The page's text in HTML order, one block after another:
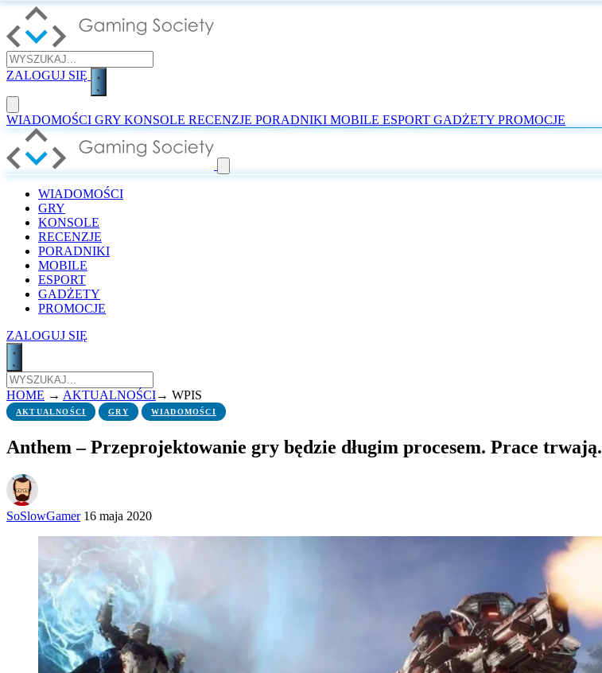
ZALOGUJ SIĘ
WIADOMOŚCI GRY KONSOLE RECENZJE PORADNIKI MOBILE ESPORT GADŻETY PROMOCJE
WIADOMOŚCI
GRY
KONSOLE
RECENZJE
PORADNIKI
MOBILE
ESPORT
GADŻETY
PROMOCJE
ZALOGUJ SIĘ
HOME → AKTUALNOŚCI→ WPIS
AKTUALNOŚCI GRY WIADOMOŚCI
Anthem – Przeprojektowanie gry będzie długim procesem. Prace trwają.
SoSlowGamer 16 maja 2020